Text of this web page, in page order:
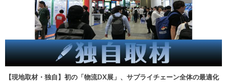
【現地取材・独自】初の「物流DX展」、サプライチェーン全体の最適化